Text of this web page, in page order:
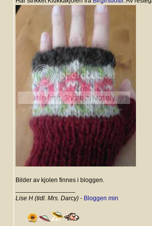
Bilder av kjolen finnes i bloggen.
Lise H (tidl. Mrs. Darcy) - Bloggen min